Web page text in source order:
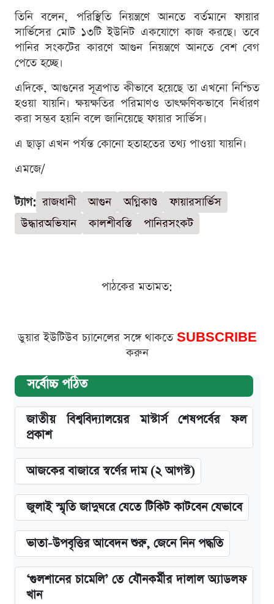
তিনি বলেন, পরিস্থিতি নিয়ন্ত্রণে আনতে বর্তমানে ফায়ার
সার্ভিসের মোট ১৩টি ইউনিট একযোগে কাজ করছে। তবে
পানির সংকটের কারণে আগুন নিয়ন্ত্রণে আনতে বেশ বেগ
পেতে হচ্ছে।
এদিকে, আগুনের সূত্রপাত কীভাবে হয়েছে তা এখনো নিশ্চিত
হওয়া যায়নি। ক্ষয়ক্ষতির পরিমাণও তাৎক্ষণিকভাবে নির্ধারণ
করা সম্ভব হয়নি বলে জানিয়েছে ফায়ার সার্ভিস।
এ ছাড়া এখন পর্যন্ত কোনো হতাহতের তথ্য পাওয়া যায়নি।
এমজে/
ট্যাগ: রাজধানী আগুন অগ্নিকাণ্ড
ফায়ারসার্ভিস
উদ্ধারঅভিযান
কালশীবস্তি পানিরসংকট
পাঠকের মতামত:
ডুয়ার ইউটিউব চ্যানেলের সঙ্গে থাকতে SUBSCRIBE
করুন
সর্বোচ্চ পঠিত
জাতীয় বিশ্ববিদ্যালয়ের মাস্টার্স শেষপর্বের ফল
প্রকাশ
আজকের বাজারে স্বর্ণের দাম (২ আগস্ট)
জুলাই স্মৃতি জাদুঘরে যেতে টিকিট কাটবেন যেভাবে
ভাতা-উপবৃত্তির আবেদন শুরু, জেনে নিন পদ্ধতি
‘গুলশানের চামেলি’ তে যৌনকর্মীর দালাল অ্যাডলফ
খান